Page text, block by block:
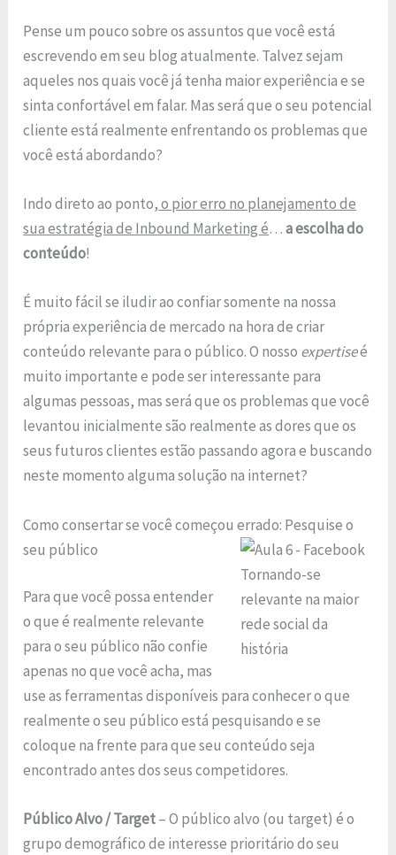
Pense um pouco sobre os assuntos que você está
escrevendo em seu blog atualmente. Talvez sejam
aqueles nos quais você já tenha maior experiência e se
sinta confortável em falar. Mas será que o seu potencial
cliente está realmente enfrentando os problemas que
você está abordando?
Indo direto ao ponto,o pior erro no planejamento de
sua estratégia de Inbound Marketing é…a escolha do
conteúdo!
É muito fácil se iludir ao confiar somente na nossa
própria experiência de mercado na hora de criar
conteúdo relevante para o público. O nosso expertiseé
muito importante e pode ser interessante para
algumas pessoas, mas será que os problemas que você
levantou inicialmente são realmente as dores que os
seus futuros clientes estão passando agora e buscando
neste momento alguma solução na internet?
Como consertar se você começou errado: Pesquise o
seu público
Para que você possa entender
o que é realmente relevante
para o seu público não confie
apenas no que você acha, mas
use as ferramentas disponíveis para conhecer o que
realmente o seu público está pesquisando e se
coloque na frente para que seu conteúdo seja
encontrado antes dos seus competidores.
Público Alvo / Target– O público alvo (ou target) é o
grupo demográfico de interesse prioritário do seu